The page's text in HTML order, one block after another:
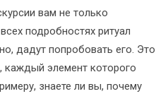
вам не только
подробностях ритуал
дадут попробовать его. Это
каждый элемент которого
знаете ли вы, почему